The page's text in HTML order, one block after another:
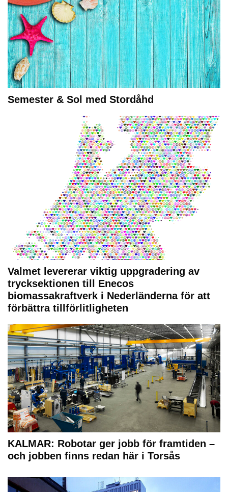
Semester & Sol med Stordåhd
Valmet levererar viktig uppgradering av
trycksektionen till Enecos
biomassakraftverk i Nederländerna för att
förbättra tillförlitligheten
KALMAR: Robotar ger jobb för framtiden –
och jobben finns redan här i Torsås